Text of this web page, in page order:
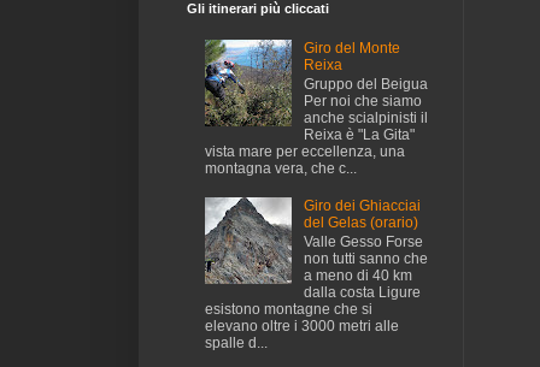
Gli itinerari più cliccati
Giro del Monte
Reixa
Gruppo del Beigua
Per noi che siamo
anche scialpinisti il
Reixa è "La Gita"
vista mare per eccellenza, una
montagna vera, che c...
Giro dei Ghiacciai
del Gelas (orario)
Valle Gesso Forse
non tutti sanno che
a meno di 40 km
dalla costa Ligure
esistono montagne che si
elevano oltre i 3000 metri alle
spalle d...